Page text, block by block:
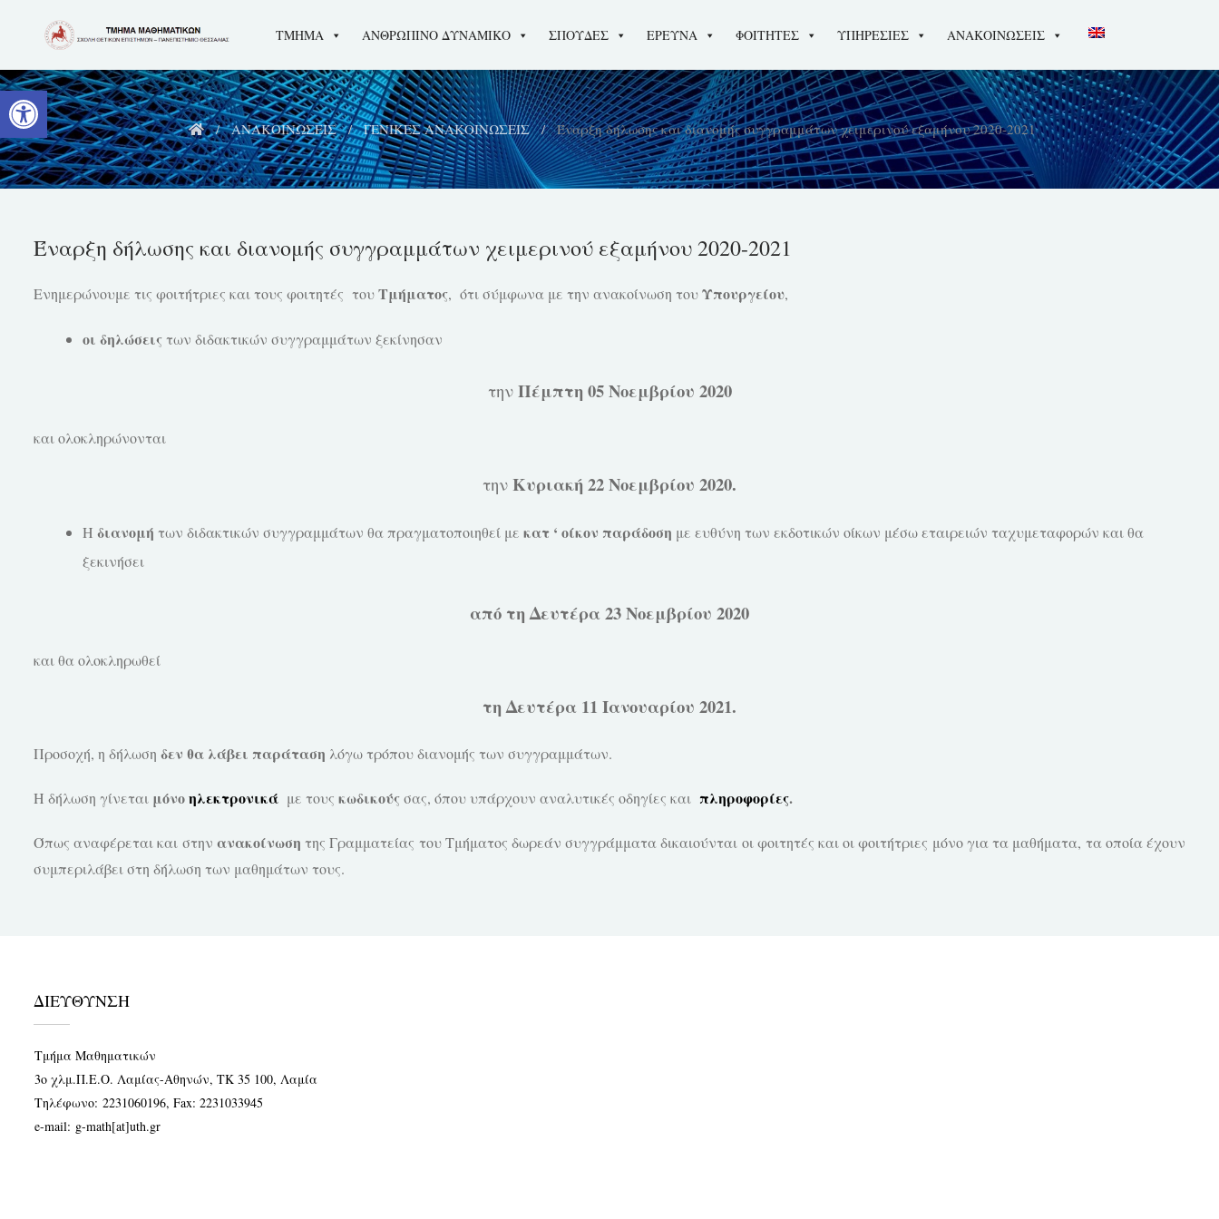
Ανοίξτε τη γραμμή εργαλείων
ΤΜΗΜΑ ΑΝΘΡΩΠΙΝΟ ΔΥΝΑΜΙΚΟ ΣΠΟΥΔΕΣ ΕΡΕΥΝΑ ΦΟΙΤΗΤΕΣ ΥΠΗΡΕΣΙΕΣ ΑΝΑΚΟΙΝΩΣΕΙΣ
ΑΝΑΚΟΙΝΩΣΕΙΣ ΓΕΝΙΚΕΣ ΑΝΑΚΟΙΝΩΣΕΙΣ Έναρξη δήλωσης και διανομής συγγραμμάτων χειμερινού εξαμήνου 2020-2021
Έναρξη δήλωσης και διανομής συγγραμμάτων χειμερινού εξαμήνου 2020-2021
Ενημερώνουμε τις φοιτήτριες και τους φοιτητές τουΤμήματος, ότι σύμφωνα με την ανακοίνωση τουΥπουργείου,
οι δηλώσειςτων διδακτικών συγγραμμάτων ξεκίνησαν
την Πέμπτη 05 Νοεμβρίου 2020
και ολοκληρώνονται
την Κυριακή 22 Νοεμβρίου 2020.
Η διανομή των διδακτικών συγγραμμάτων θα πραγματοποιηθεί με κατ ‘ οίκον παράδοση με ευθύνη των εκδοτικών οίκων μέσω εταιρειών ταχυμεταφορών και θα
ξεκινήσει
από τη Δευτέρα 23 Νοεμβρίου 2020
και θα ολοκληρωθεί
τη Δευτέρα 11 Ιανουαρίου 2021.
Προσοχή, η δήλωση δεν θα λάβει παράταση λόγω τρόπου διανομής των συγγραμμάτων.
Η δήλωση γίνεται μόνοηλεκτρονικά με τους κωδικούςσας, όπου υπάρχουν αναλυτικές οδηγίες και πληροφορίες.
Όπως αναφέρεται και στην ανακοίνωση της Γραμματείας του Τμήματος δωρεάν συγγράμματα δικαιούνται οι φοιτητές και οι φοιτήτριες μόνο για τα μαθήματα, τα οποία έχουν
συμπεριλάβει στη δήλωση των μαθημάτων τους.
ΔΙΕΥΘΥΝΣΗ
Τμήμα Μαθηματικών
3ο χλμ.Π.Ε.Ο. Λαμίας-Αθηνών, ΤΚ 35 100, Λαμία
Τηλέφωνο: 2231060196, Fax: 2231033945
e-mail: g-math[at]uth.gr